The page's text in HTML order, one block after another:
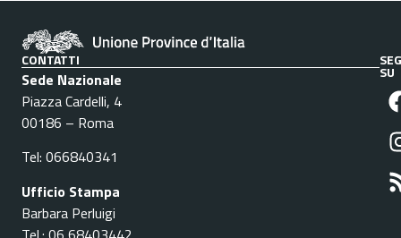
CONTATTI
Sede Nazionale
Piazza Cardelli, 4
00186 – Roma
Tel: 066840341
Ufficio Stampa
Barbara Perluigi
SU